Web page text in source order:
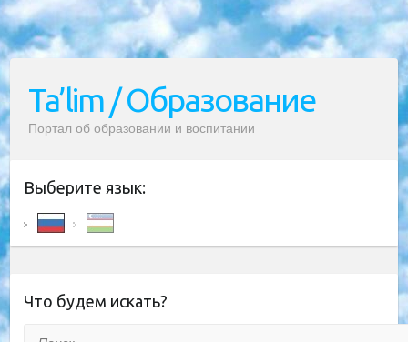
Ta’lim / Образование
Портал об образовании и воспитании
Выберите язык:
Что будем искать?